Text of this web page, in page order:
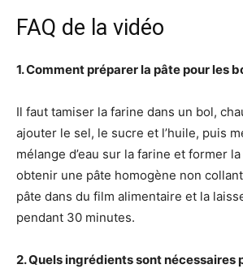
FAQ de la vidéo
1. Comment préparer la pâte pour les
Il faut tamiser la farine dans un bol,
ajouter le sel, le sucre et l’huile, puis
mélange d’eau sur la farine et former la
obtenir une pâte homogène non
pâte dans du film alimentaire et la
pendant 30 minutes.
2. Quels ingrédients sont nécessaires